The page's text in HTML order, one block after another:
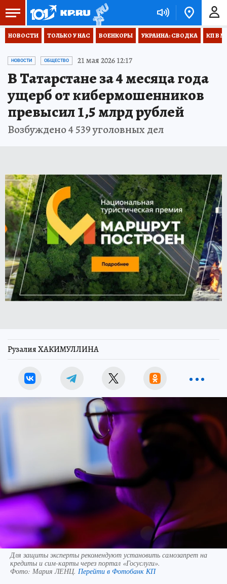
НОВОСТИ ТОЛЬКО У НАС ВОЕНКОРЫ УКРАИНА: СВОДКА КП В
НОВОСТИ ОБЩЕСТВО 21 мая 2026 12:17
В Татарстане за 4 месяца года
ущерб от кибермошенников
превысил 1,5 млрд рублей
Возбуждено 4 539 уголовных дел
Рузалия ХАКИМУЛЛИНА
Для защиты эксперты рекомендуют установить самозапрет на
кредиты и сим-карты через портал «Госуслуги».
Фото: Мария ЛЕНЦ. Перейти в Фотобанк КП